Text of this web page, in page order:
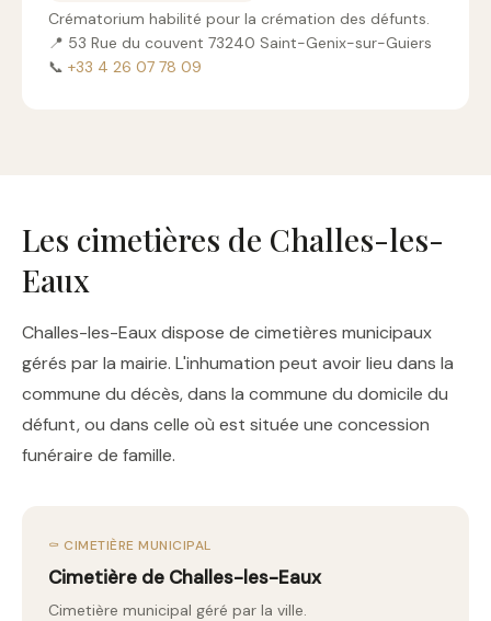
Crématorium habilité pour la crémation des défunts.
📍 53 Rue du couvent 73240 Saint-Genix-sur-Guiers
📞 +33 4 26 07 78 09
Les cimetières de Challes-les-
Eaux
Challes-les-Eaux dispose de cimetières municipaux
gérés par la mairie. L'inhumation peut avoir lieu dans la
commune du décès, dans la commune du domicile du
défunt, ou dans celle où est située une concession
funéraire de famille.
⚰️ CIMETIÈRE MUNICIPAL
Cimetière de Challes-les-Eaux
Cimetière municipal géré par la ville.